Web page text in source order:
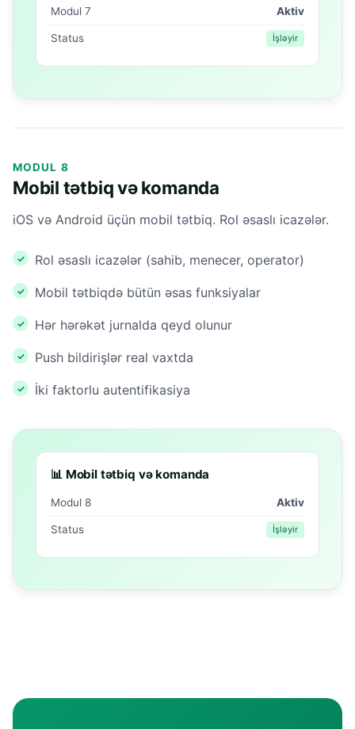
Modul 7 Aktiv
Status İşləyir
MODUL 8
Mobil tətbiq və komanda
iOS və Android üçün mobil tətbiq. Rol əsaslı icazələr.
Rol əsaslı icazələr (sahib, menecer, operator)
Mobil tətbiqdə bütün əsas funksiyalar
Hər hərəkət jurnalda qeyd olunur
Push bildirişlər real vaxtda
İki faktorlu autentifikasiya
📊 Mobil tətbiq və komanda
Modul 8 Aktiv
Status İşləyir